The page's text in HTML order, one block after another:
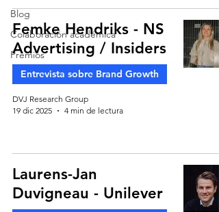
Blog
Colaboración académica
Premios
Femke Hendriks - NS
Advertising / Insiders
Entrevista sobre Brand Growth
DVJ Research Group
19 dic 2025
4 min de lectura
Laurens-Jan
Duvigneau - Unilever